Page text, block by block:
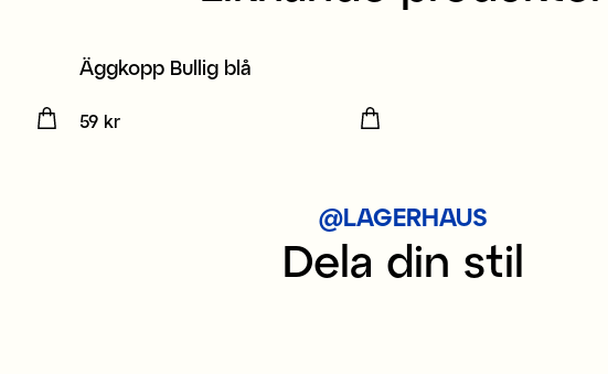
Äggkopp Bullig blå
Pris:
59 kr
@LAGERHAUS
Dela din stil